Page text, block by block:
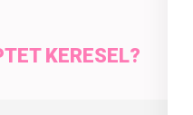
KERESEL?